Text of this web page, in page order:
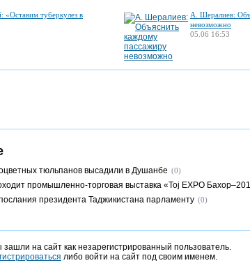
«Оставим туберкулез в
А. Шералиев:
невозможно
05.06 16:53
тюльпанов высадили в Душанбе (0)
промышленно-торговая выставка «Toj EXPO
президента Таджикистана парламенту (0)
на сайт как незарегистрированный пользователь.
либо войти на сайт под своим именем.